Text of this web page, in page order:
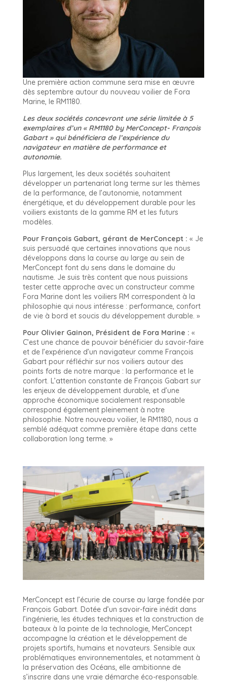
Une première action commune sera mise en œuvre
dès septembre autour du nouveau voilier de Fora
Marine, le RM1180.
Les deux sociétés concevront une série limitée à 5
exemplaires d’un « RM1180 by MerConcept- François
Gabart » qui bénéficiera de l’expérience du
navigateur en matière de performance et
autonomie.
Plus largement, les deux sociétés souhaitent
développer un partenariat long terme sur les thèmes
de la performance, de l’autonomie, notamment
énergétique, et du développement durable pour les
voiliers existants de la gamme RM et les futurs
modèles.
Pour François Gabart, gérant de MerConcept : « Je
suis persuadé que certaines innovations que nous
développons dans la course au large au sein de
MerConcept font du sens dans le domaine du
nautisme. Je suis très content que nous puissions
tester cette approche avec un constructeur comme
Fora Marine dont les voiliers RM correspondent à la
philosophie qui nous intéresse : performance, confort
de vie à bord et soucis du développement durable. »
Pour Olivier Gainon, Président de Fora Marine : «
C’est une chance de pouvoir bénéficier du savoir-faire
et de l’expérience d’un navigateur comme François
Gabart pour réfléchir sur nos voiliers autour des
points forts de notre marque : la performance et le
confort. L’attention constante de François Gabart sur
les enjeux de développement durable, et d’une
approche économique socialement responsable
correspond également pleinement à notre
philosophie. Notre nouveau voilier, le RM1180, nous a
semblé adéquat comme première étape dans cette
collaboration long terme. »
MerConcept est l’écurie de course au large fondée par
François Gabart. Dotée d’un savoir-faire inédit dans
l’ingénierie, les études techniques et la construction de
bateaux à la pointe de la technologie, MerConcept
accompagne la création et le développement de
projets sportifs, humains et novateurs. Sensible aux
problématiques environnementales, et notamment à
la préservation des Océans, elle ambitionne de
s’inscrire dans une vraie démarche éco-responsable.